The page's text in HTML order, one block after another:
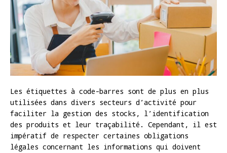
Les étiquettes à code-barres sont de plus en plus
utilisées dans divers secteurs d’activité pour
faciliter la gestion des stocks, l’identification
des produits et leur traçabilité. Cependant, il est
impératif de respecter certaines obligations
légales concernant les informations qui doivent